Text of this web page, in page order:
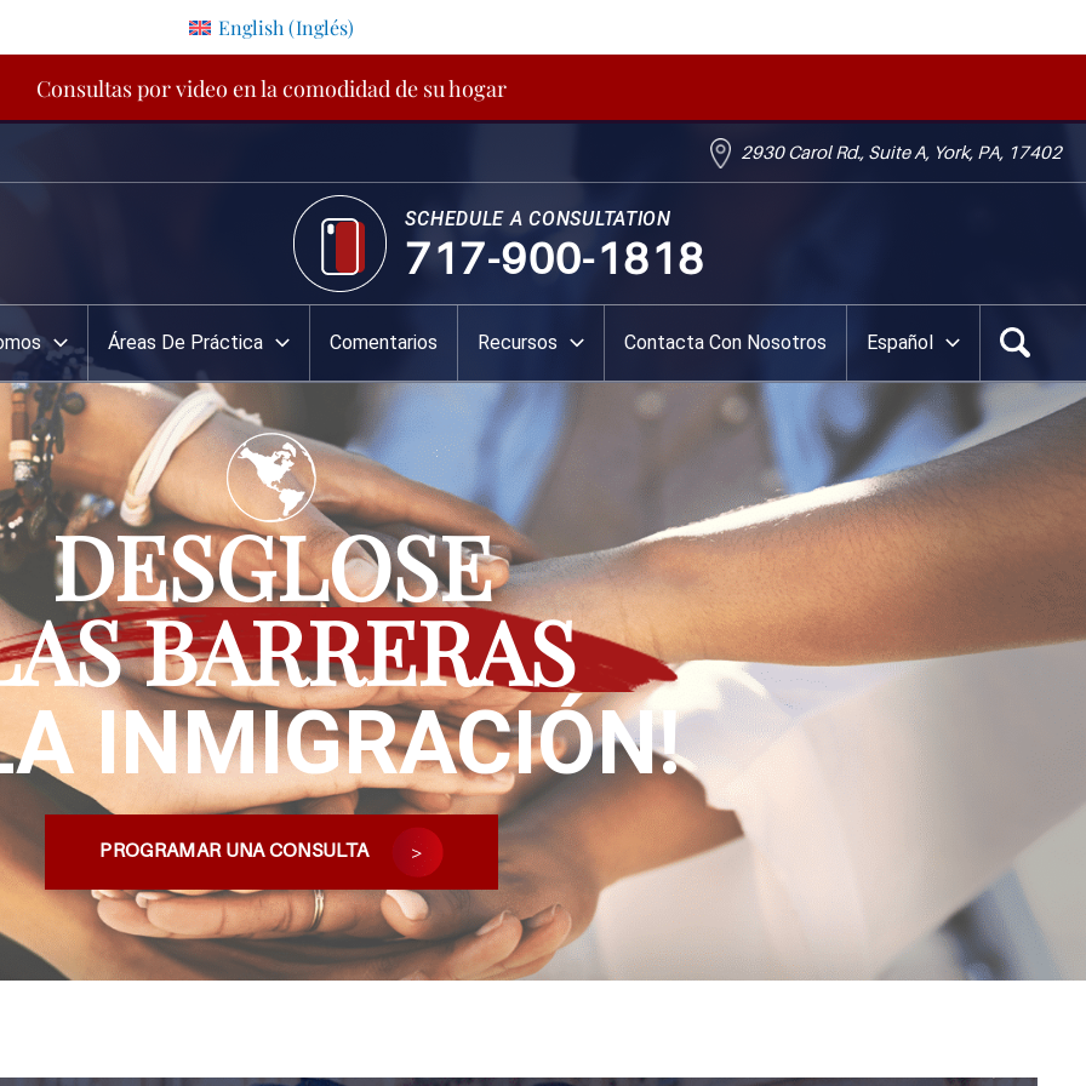
English (Inglés)
Consultas por video en la comodidad de su hogar
2930 Carol Rd., Suite A, York, PA, 17402
SCHEDULE A CONSULTATION
717-900-1818
Áreas De Práctica Comentarios Recursos Contacta Con Nosotros Español
DESGLOSE
BARRERAS
INMIGRACIÓN!
PROGRAMAR UNA CONSULTA